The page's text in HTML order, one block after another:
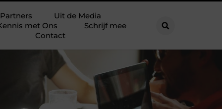
Partners
Uit de Media
met Ons
Schrijf mee
Contact